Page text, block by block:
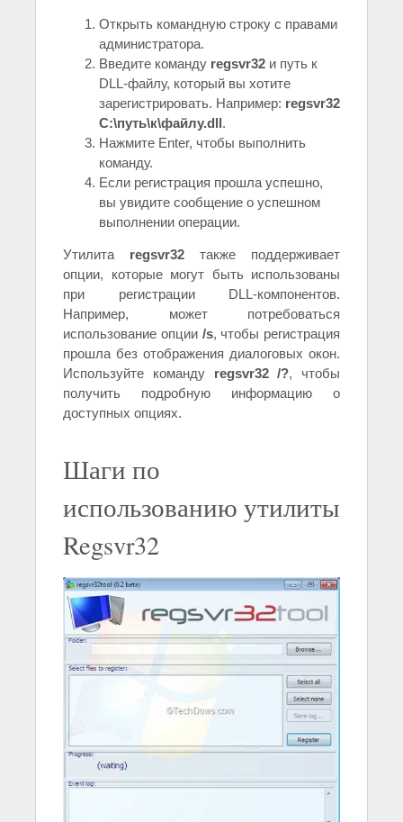
Открыть командную строку с правами
администратора.
Введите команду regsvr32 и путь к
DLL-файлу, который вы хотите
зарегистрировать. Например: regsvr32
C:\путь\к\файлу.dll .
Нажмите Enter, чтобы выполнить
команду.
Если регистрация прошла успешно,
вы увидите сообщение о успешном
выполнении операции.
Утилита regsvr32 также поддерживает
опции, которые могут быть использованы
при регистрации DLL-компонентов.
Например, может потребоваться
использование опции /s, чтобы регистрация
прошла без отображения диалоговых окон.
Используйте команду regsvr32 /?, чтобы
получить подробную информацию о
доступных опциях.
Шаги по
использованию утилиты
Regsvr32